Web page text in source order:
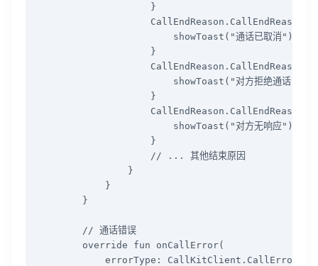
}
showToast("通话已取消")
}
showToast("对方拒绝通话")
}
showToast("对方无响应")
}
// ... 其他结束原因
}
}
}
// 通话错误
override fun onCallError(
errorType: